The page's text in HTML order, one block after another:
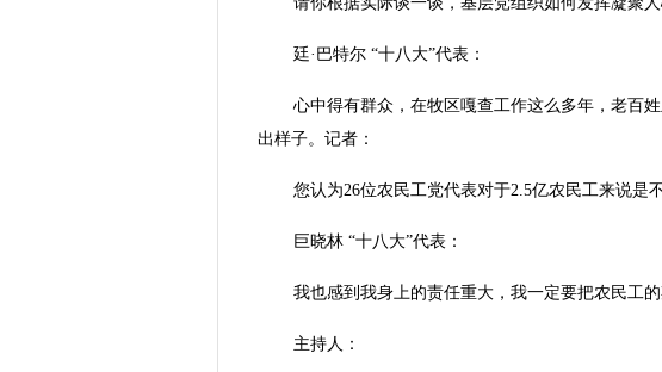
廷·巴特尔 “十八大”代表：
心中得有群众，在牧区嘎查工作这么多年，老百
出样子。记者：
您认为26位农民工党代表对于2.5亿农民工来说是
巨晓林 “十八大”代表：
我也感到我身上的责任重大，我一定要把农民工的
主持人：